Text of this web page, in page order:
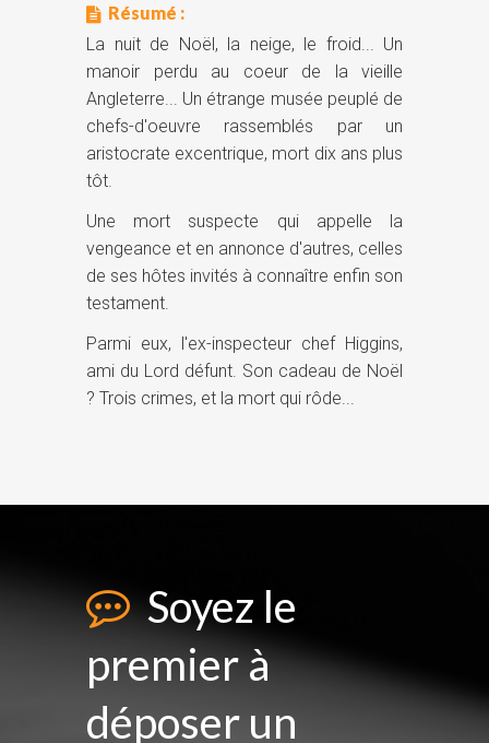
Résumé :
La nuit de Noël, la neige, le froid... Un
manoir perdu au coeur de la vieille
Angleterre... Un étrange musée peuplé de
chefs-d'oeuvre rassemblés par un
aristocrate excentrique, mort dix ans plus
tôt.
Une mort suspecte qui appelle la
vengeance et en annonce d'autres, celles
de ses hôtes invités à connaître enfin son
testament.
Parmi eux, l'ex-inspecteur chef Higgins,
ami du Lord défunt. Son cadeau de Noël
? Trois crimes, et la mort qui rôde...
Soyez le
premier à
déposer un